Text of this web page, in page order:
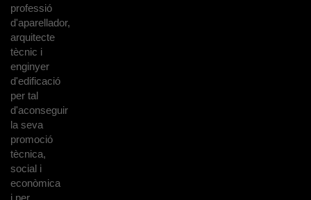
professió
d'aparellador,
arquitecte
tècnic i
enginyer
d'edificació
per tal
d'aconseguir
la seva
promoció
tècnica,
social i
econòmica
i per